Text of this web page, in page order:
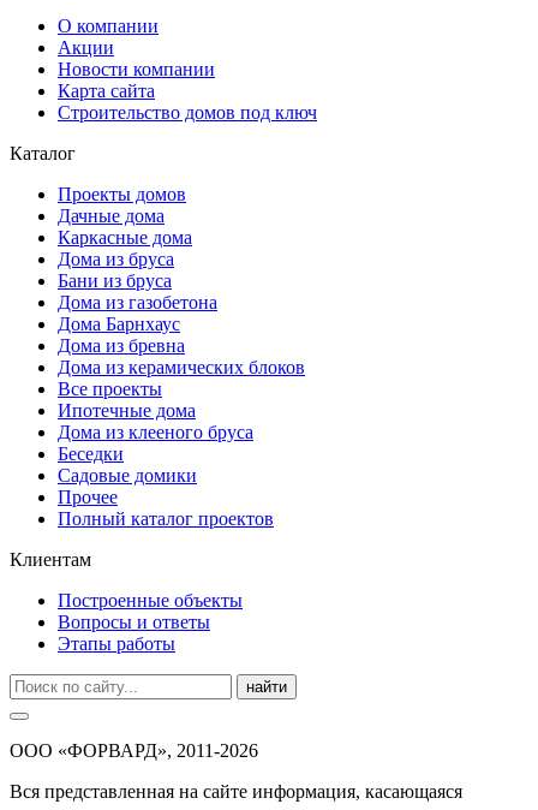
О компании
Акции
Новости компании
Карта сайта
Строительство домов под ключ
Каталог
Проекты домов
Дачные дома
Каркасные дома
Дома из бруса
Бани из бруса
Дома из газобетона
Дома Барнхаус
Дома из бревна
Дома из керамических блоков
Все проекты
Ипотечные дома
Дома из клееного бруса
Беседки
Садовые домики
Прочее
Полный каталог проектов
Клиентам
Построенные объекты
Вопросы и ответы
Этапы работы
найти
ООО «ФОРВАРД», 2011-2026
Вся представленная на сайте информация, касающаяся